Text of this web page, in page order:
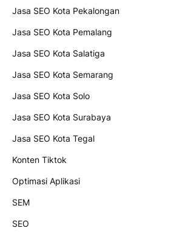
Jasa SEO Kota Pekalongan
Jasa SEO Kota Pemalang
Jasa SEO Kota Salatiga
Jasa SEO Kota Semarang
Jasa SEO Kota Solo
Jasa SEO Kota Surabaya
Jasa SEO Kota Tegal
Konten Tiktok
Optimasi Aplikasi
SEM
SEO